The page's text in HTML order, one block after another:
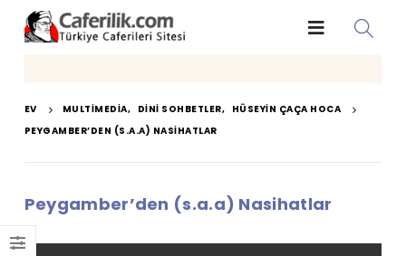
EV MULTIMEDIA, DINI SOHBETLER, HÜSEYIN ÇAÇA HOCA
PEYGAMBER’DEN (S.A.A) NASIHATLAR
Peygamber’den (s.a.a) Nasihatlar